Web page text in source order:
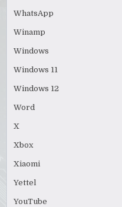
WhatsApp
Winamp
Windows
Windows 11
Windows 12
Word
X
Xbox
Xiaomi
Yettel
YouTube